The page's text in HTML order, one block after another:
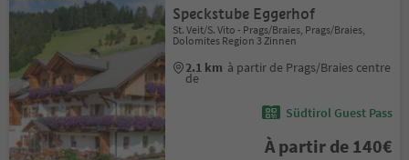
Speckstube Eggerhof
St. Veit/S. Vito - Prags/Braies, Prags/Braies,
Dolomites Region 3 Zinnen
2.1 km à partir de Prags/Braies centre
de
Südtirol Guest Pass
À partir de 140€